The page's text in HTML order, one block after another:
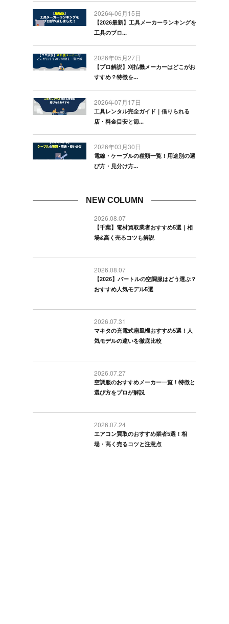
2026年06月15日
【2026最新】工具メーカーランキングを
工具のプロ...
2026年05月27日
【プロ解説】刈払機メーカーはどこがお
すすめ？特徴を...
2026年07月17日
工具レンタル完全ガイド｜借りられる
店・料金目安と節...
2026年03月30日
電線・ケーブルの種類一覧！用途別の選
び方・見分け方...
NEW COLUMN
2026.08.07
【千葉】電材買取業者おすすめ5選｜相
場&高く売るコツも解説
2026.08.07
【2026】バートルの空調服はどう選ぶ？
おすすめ人気モデル5選
2026.07.31
マキタの充電式扇風機おすすめ5選！人
気モデルの違いを徹底比較
2026.07.27
空調服のおすすめメーカー一覧！特徴と
選び方をプロが解説
2026.07.24
エアコン買取のおすすめ業者5選！相
場・高く売るコツと注意点